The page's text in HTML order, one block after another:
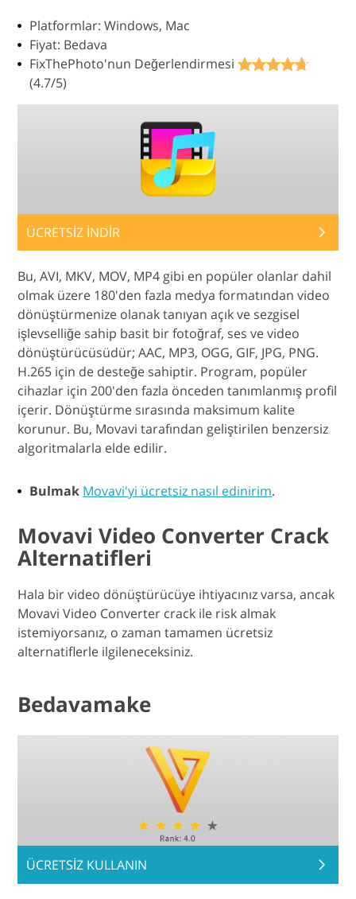
Platformlar: Windows, Mac
Fiyat: Bedava
FixThePhoto'nun Değerlendirmesi
(4.7/5)
ÜCRETSİZ İNDİR
Bu, AVI, MKV, MOV, MP4 gibi en popüler olanlar dahil
olmak üzere 180'den fazla medya formatından video
dönüştürmenize olanak tanıyan açık ve sezgisel
işlevselliğe sahip basit bir fotoğraf, ses ve video
dönüştürücüsüdür; AAC, MP3, OGG, GIF, JPG, PNG.
H.265 için de desteğe sahiptir. Program, popüler
cihazlar için 200'den fazla önceden tanımlanmış profil
içerir. Dönüştürme sırasında maksimum kalite
korunur. Bu, Movavi tarafından geliştirilen benzersiz
algoritmalarla elde edilir.
Bulmak Movavi'yi ücretsiz nasıl edinirim.
Movavi Video Converter Crack
Alternatifleri
Hala bir video dönüştürücüye ihtiyacınız varsa, ancak
Movavi Video Converter crack ile risk almak
istemiyorsanız, o zaman tamamen ücretsiz
alternatiflerle ilgileneceksiniz.
Bedavamake
ÜCRETSİZ KULLANIN